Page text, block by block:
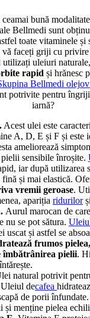
mai bună
Bellmedi sunt
toate vitaminele și
faceți griji cu privire
utilizați uleiuri naturale,
rapid și hrănesc
potrivite pentru
iarnă?
Acest ulei este
A, D, E și F și este
ameliorează
sensibile înroșite.
iar după utilizarea
și mai elastică.
vremii geroase.
apariția ridurilorși
Aurul marocan de
nu se pot sătura.
uscat și astfel se
frumos
îmbătrânirea pielii.
natural potrivit
Uleiul decafea
de porii
și menține pielea